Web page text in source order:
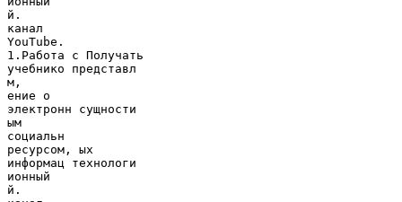
й.
канал
YouTube.
1.Работа с Получать
учебнико представл
м,
ение о
электронн сущности
ым
социальн
ресурсом, ых
информац технологи
ионный
й.